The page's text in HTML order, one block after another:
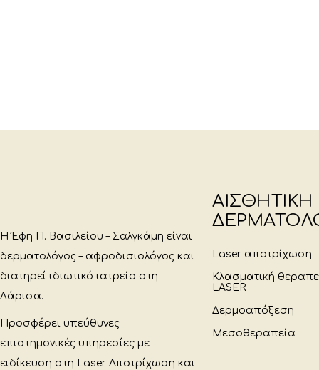
Η Έφη Π. Βασιλείου – Σαλγκάμη είναι
δερματολόγος – αφροδισιολόγος και
διατηρεί ιδιωτικό ιατρείο στη
Λάρισα.
Προσφέρει υπεύθυνες
επιστημονικές υπηρεσίες με
ειδίκευση στη Laser Αποτρίχωση και
ΑΙΣΘΗΤΙΚΗ
Laser αποτρίχωση
Κλασματική
LASER
Δερμοαπόξεση
Μεσοθεραπεία